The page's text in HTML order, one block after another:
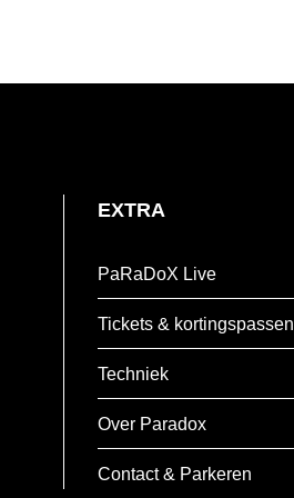
EXTRA
PaRaDoX Live
Tickets & kortingspassen
Techniek
Over Paradox
Contact & Parkeren